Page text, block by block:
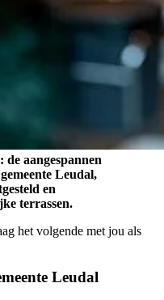
de aangespannen
Leudal,
en
terrassen.
het volgende met jou als
Leudal